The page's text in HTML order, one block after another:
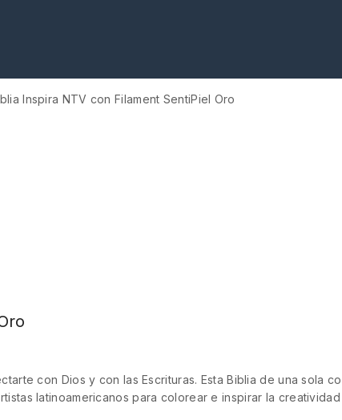
Inspira NTV con Filament SentiPiel Oro
con Dios y con las Escrituras. Esta Biblia de una sola
latinoamericanos para colorear e inspirar la